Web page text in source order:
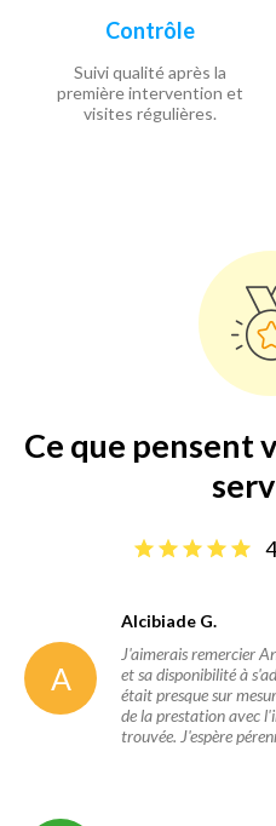
Contrôle
Suivi qualité après la
première intervention et
visites régulières.
Ce que pensent
A
Alcibiade G.
J'aimerais remercier
et sa disponibilité à
était presque sur
de la prestation avec
trouvée. J'espère